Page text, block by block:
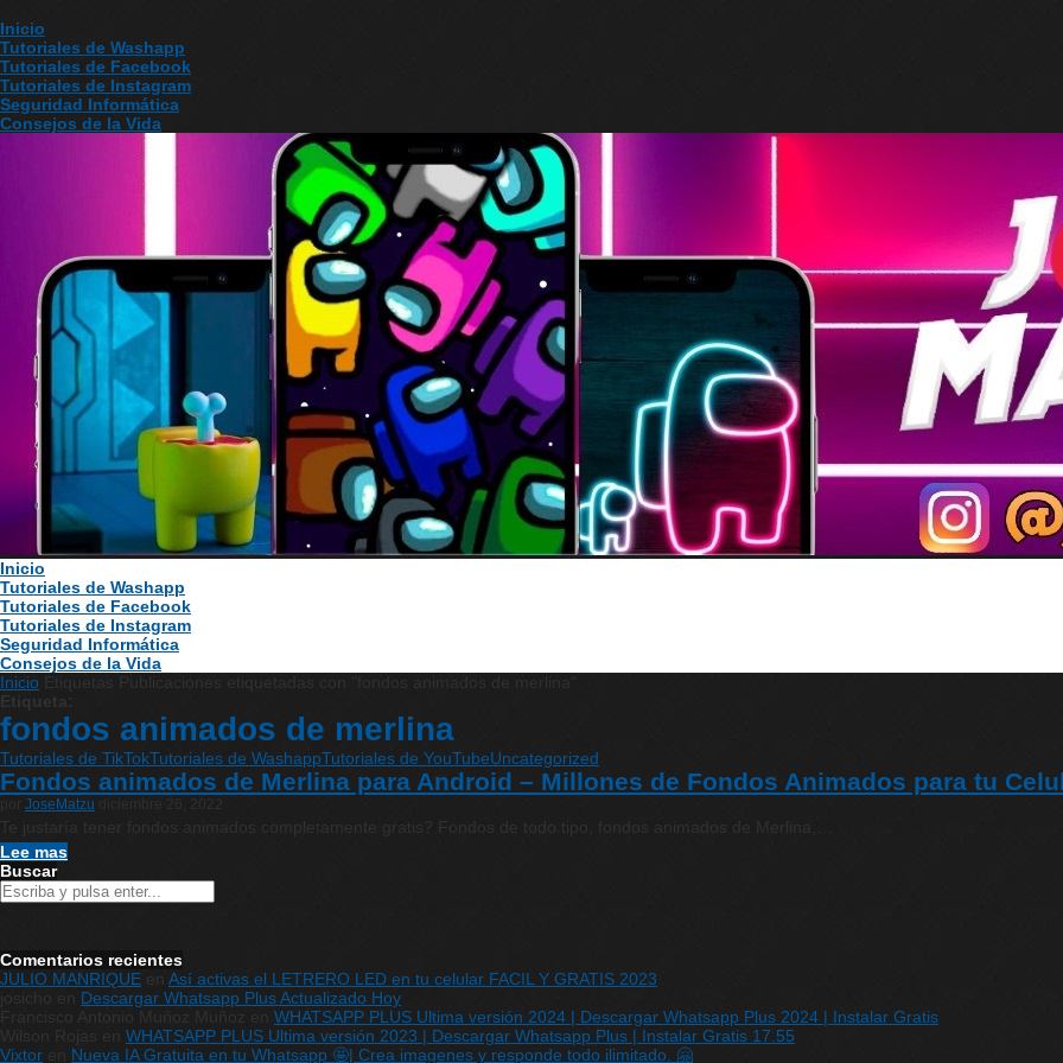
Inicio
Tutoriales de Washapp
Tutoriales de Facebook
Tutoriales de Instagram
Seguridad Informática
Consejos de la Vida
Inicio
Tutoriales de Washapp
Tutoriales de Facebook
Tutoriales de Instagram
Seguridad Informática
Consejos de la Vida
Inicio
Etiqueta:
fondos animados de merlina
Tutoriales de TikTokTutoriales de WashappTutoriales de YouTubeUncategorized
Fondos animados de Merlina para Android – Millones de Fondos Animados para tu
JoseMatzu
Te justaría tener fondos animados completamente gratis? Fondos de todo tipo, fondos animados de Merlina,…
Lee mas
Buscar
Comentarios recientes
JULIO MANRIQUE
Así activas el LETRERO LED en tu celular FACIL Y GRATIS 2023
josicho
Descargar Whatsapp Plus Actualizado Hoy
Francisco Antonio Muñoz Muñoz
WHATSAPP PLUS Ultima versión 2024 | Descargar Whatsapp Plus 2024 | Instalar Gratis
WHATSAPP PLUS Ultima versión 2023 | Descargar Whatsapp Plus | Instalar Gratis 17.55
Vixtor
Nueva IA Gratuita en tu Whatsapp 🤩| Crea imagenes y responde todo ilimitado. 🤗